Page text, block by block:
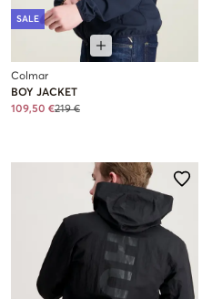
SALE
Colmar
BOY JACKET
109,50 €219 €